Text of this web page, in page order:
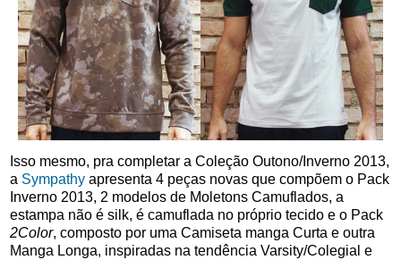
Isso mesmo, pra completar a Coleção Outono/Inverno 2013,
a Sympathy apresenta 4 peças novas que compõem o Pack
Inverno 2013, 2 modelos de Moletons Camuflados, a
estampa não é silk, é camuflada no próprio tecido e o Pack
2Color, composto por uma Camiseta manga Curta e outra
Manga Longa, inspiradas na tendência Varsity/Colegial e